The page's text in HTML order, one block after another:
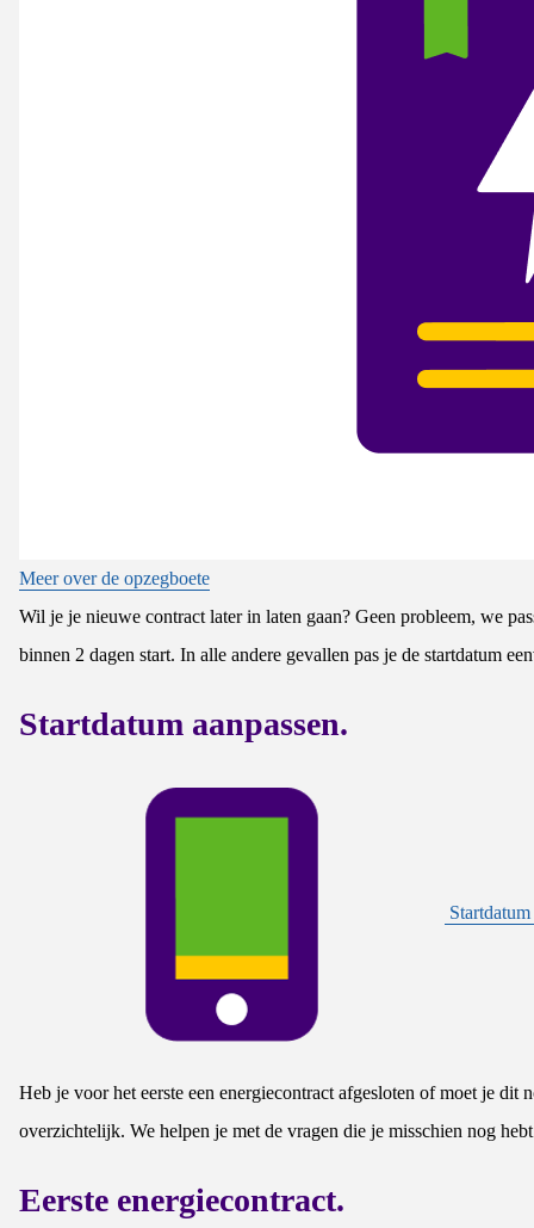
Meer over de opzegboete
Wil je je nieuwe contract later in laten gaan? Geen probleem, we
binnen 2 dagen start. In alle andere gevallen pas je de startdatum
Startdatum aanpassen.
Startdatum
Heb je voor het eerste een energiecontract afgesloten of moet je
overzichtelijk. We helpen je met de vragen die je misschien nog
Eerste energiecontract.